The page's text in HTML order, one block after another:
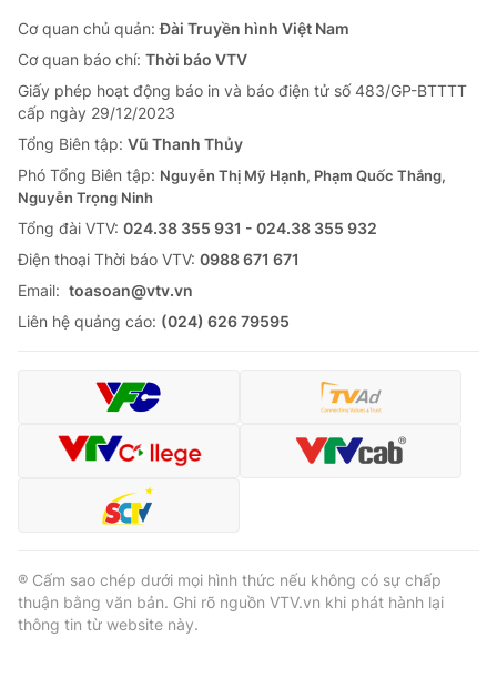
Cơ quan chủ quản:Đài Truyền hình Việt Nam
Cơ quan báo chí: Thời báo VTV
Giấy phép hoạt động báo in và báo điện tử số 483/GP-BTTTT
cấp ngày 29/12/2023
Tổng Biên tập: Vũ Thanh Thủy
Phó Tổng Biên tập: Nguyễn Thị Mỹ Hạnh, Phạm Quốc Thắng,
Nguyễn Trọng Ninh
Tổng đài VTV: 024.38 355 931 - 024.38 355 932
Ðiện thoại Thời báo VTV: 0988 671 671
Email: toasoan@vtv.vn
Liên hệ quảng cáo: (024) 626 79595
® Cấm sao chép dưới mọi hình thức nếu không có sự chấp
thuận bằng văn bản. Ghi rõ nguồn VTV.vn khi phát hành lại
thông tin từ website này.